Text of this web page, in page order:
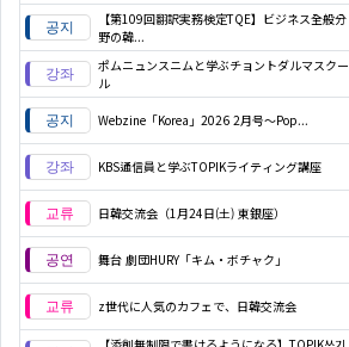
【第109回翻訳実務検定TQE】ビジネス全般分
野の韓...
ポムニュンスニムと学ぶチョントダルマスクー
ル
Webzine「Korea」2026 2月号～Pop...
KBS通信員と学ぶTOPIKライティング講座
日韓交流会（1月24日(土) 東銀座）
舞台 劇団HURY「キム・ボチャク」
z世代に人気のカフェで、日韓交流会